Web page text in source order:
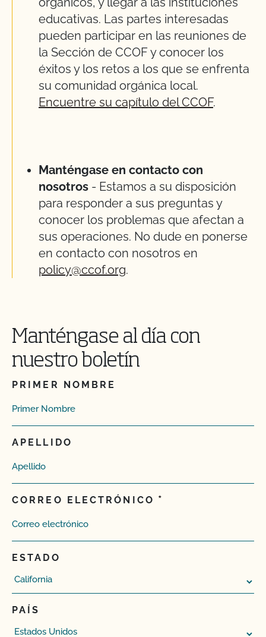
educativas. Las partes interesadas
pueden participar en las reuniones de
la Sección de CCOF y conocer los
éxitos y los retos a los que se enfrenta
su comunidad orgánica local.
Encuentre su capítulo del CCOF.
Manténgase en contacto con
nosotros - Estamos a su disposición
para responder a sus preguntas y
conocer los problemas que afectan a
sus operaciones. No dude en ponerse
en contacto con nosotros en
policy@ccof.org.
Manténgase al día con
nuestro boletín
PRIMER NOMBRE
APELLIDO
CORREO ELECTRÓNICO
ESTADO
PAÍS